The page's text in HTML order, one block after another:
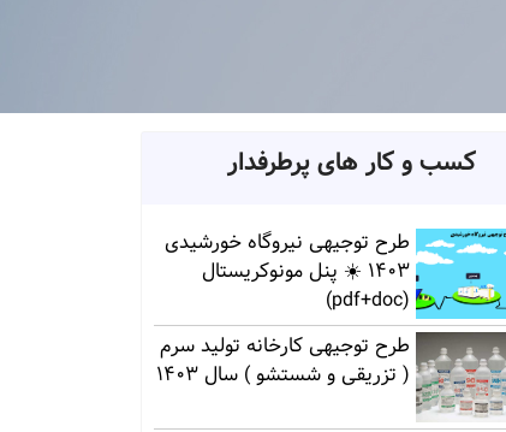
کسب و کار های پرطرفدار
طرح توجیهی نیروگاه خورشیدی
1403 ☀️ پنل مونوکریستال
(pdf+doc)
طرح توجیهی کارخانه تولید سرم
( تزریقی و شستشو ) سال 1403